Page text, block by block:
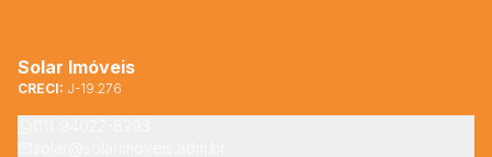
Solar Imóveis
CRECI: J-19.276